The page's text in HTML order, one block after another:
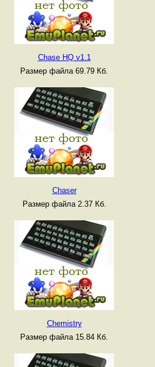
Chase HQ v1.1
Размер файла 69.79 Кб.
Chaser
Размер файла 2.37 Кб.
Chemistry
Размер файла 15.84 Кб.